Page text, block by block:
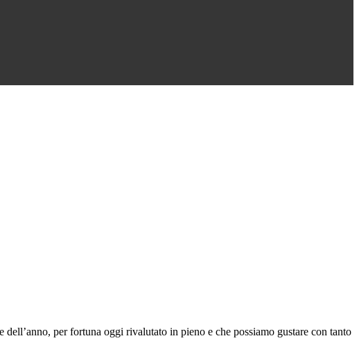
per fortuna oggi rivalutato in pieno e che possiamo gustare con tanto